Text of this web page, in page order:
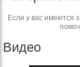
Если у вас имеются
Видео